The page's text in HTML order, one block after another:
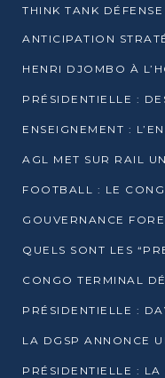
THINK TANK
ANTICIPATION STRATÉGIQUE ET
QUELS SONT LES